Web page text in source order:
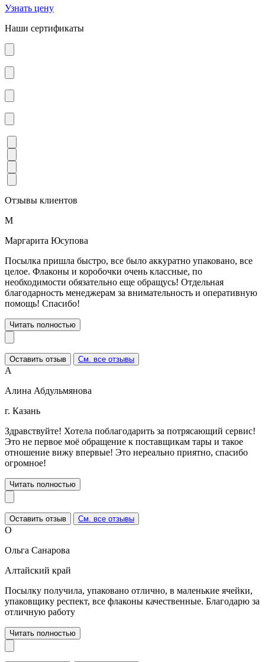
Узнать цену
Наши сертификаты
Отзывы клиентов
М
Маргарита Юсупова
Посылка пришла быстро, все было аккуратно упаковано, все
целое. Флаконы и коробочки очень классные, по
необходимости обязательно еще обращусь! Отдельная
благодарность менеджерам за внимательность и оперативную
помощь! Спасибо!
Читать полностью
Оставить отзыв См. все отзывы
А
Алина Абдульмянова
г. Казань
Здравствуйте! Хотела поблагодарить за потрясающий сервис!
Это не первое моё обращение к поставщикам тары и такое
отношение вижу впервые! Это нереально приятно, спасибо
огромное!
Читать полностью
Оставить отзыв См. все отзывы
О
Ольга Санарова
Алтайский край
Посылку получила, упаковано отлично, в маленькие ячейки,
упаковщику респект, все флаконы качественные. Благодарю за
отличную работу
Читать полностью